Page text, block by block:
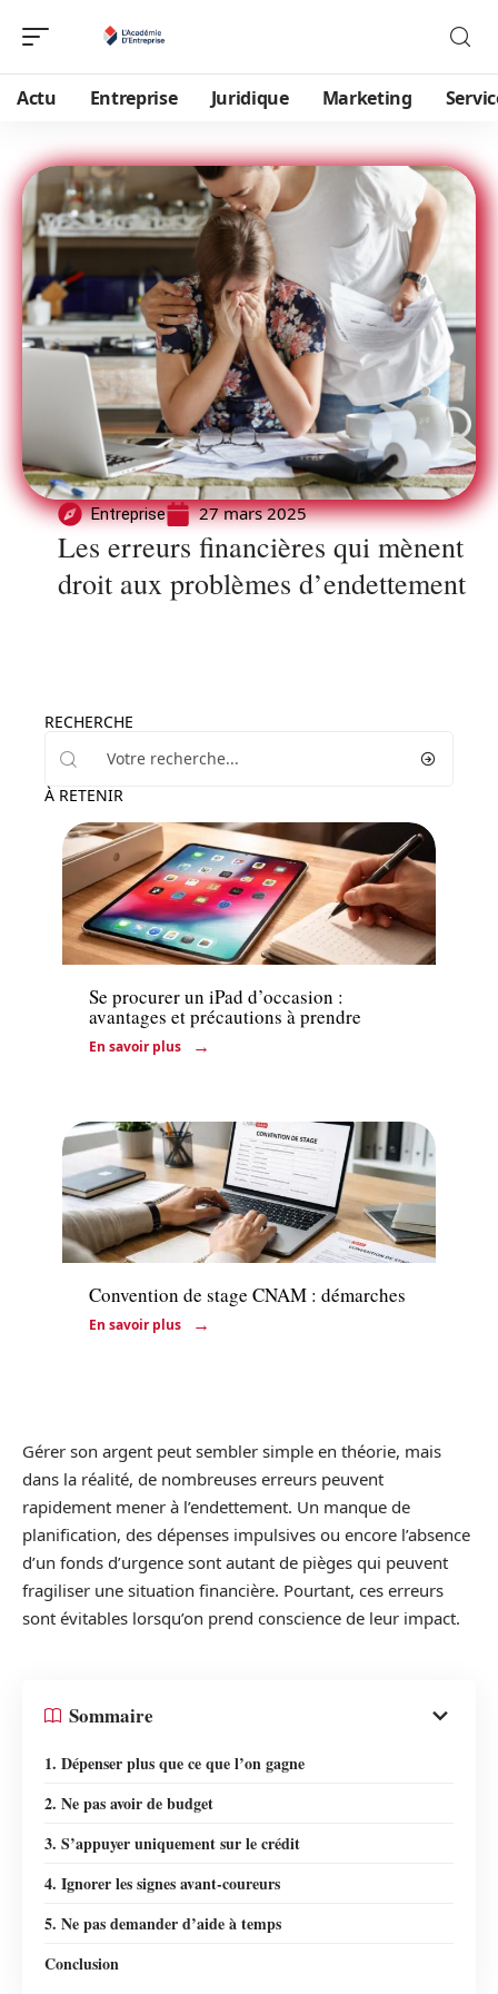
Actu Entreprise Juridique Marketing
Entreprise 27 mars 2025
Les erreurs financières qui mènent
droit aux problèmes d’endettement
RECHERCHE
À RETENIR
Actu
Se procurer un iPad d’occasion :
avantages et précautions à prendre
En savoir plus
Entreprise
Convention de stage CNAM : démarches
En savoir plus
Gérer son argent peut sembler simple en théorie, mais
dans la réalité, de nombreuses erreurs peuvent
rapidement mener à l’endettement. Un manque de
planification, des dépenses impulsives ou encore l’absence
d’un fonds d’urgence sont autant de pièges qui peuvent
fragiliser une situation financière. Pourtant, ces erreurs
sont évitables lorsqu’on prend conscience de leur impact.
Sommaire
1. Dépenser plus que ce que l’on gagne
2. Ne pas avoir de budget
3. S’appuyer uniquement sur le crédit
4. Ignorer les signes avant-coureurs
5. Ne pas demander d’aide à temps
Conclusion